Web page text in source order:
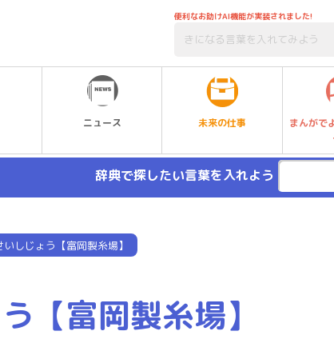
便利なお助けAI機能が実装されました!
ニュース 未来の仕事
まんがで
辞典で探したい言葉を入れよう
しじょう【富岡製糸場】
【富岡製糸場】